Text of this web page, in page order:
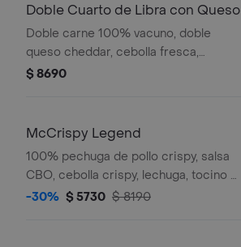
Doble Cuarto de Libra con Queso
Doble carne 100% vacuno, doble
queso cheddar, cebolla fresca,
ketchup, mostaza y pepinillo.
$ 8690
McCrispy Legend
100% pechuga de pollo crispy, salsa
CBO, cebolla crispy, lechuga, tocino y
queso cheddar en pan de papa.
-30% $ 5730 $ 8190